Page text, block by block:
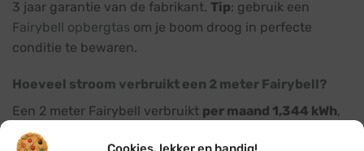
3 jaar garantie van de fabrikant. Tip: gebruik een
Fairybell opbergtas om je boom droog in perfecte
conditie te bewaren.
Hoeveel stroom verbruikt een 2 meter Fairybell?
Een 2 meter Fairybell verbruikt per maand 1,344 kWh,
met een gemiddelde stroomprijs van €0,32 bij 8